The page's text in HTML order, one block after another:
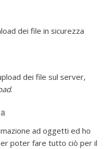
dei file in sicurezza
dei file sul server,
.
ad oggetti ed ho
poter fare tutto ciò per il